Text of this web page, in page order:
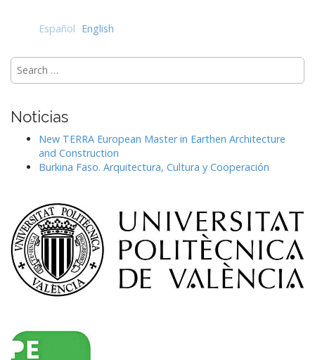
Español English
Search
for:
Noticias
New TERRA European Master in Earthen Architecture
and Construction
Burkina Faso. Arquitectura, Cultura y Cooperación